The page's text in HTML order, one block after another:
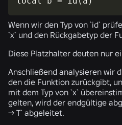
Wenn wir den Typ von `id`
`x` und den Rückgabetyp der
Diese Platzhalter deuten nur
Anschließend analysieren wir
den die Funktion zurückgibt,
mit dem Typ von `x`
gelten, wird der endgültige
-> T` abgeleitet.